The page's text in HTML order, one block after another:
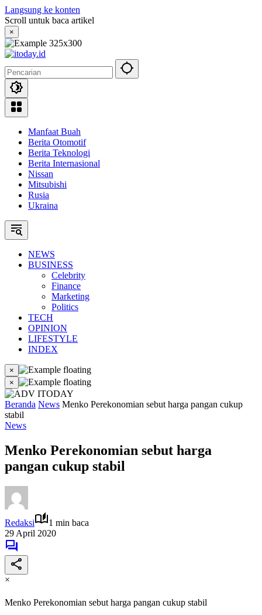
Langsung ke konten
Scroll untuk baca artikel
×
Manfaat Buah
Berita Otomotif
Berita Teknologi
Berita Internasional
Nissan
Mitsubishi
Rusia
Ukraina
NEWS
BUSINESS
Celebrity
Finance
Marketing
Politics
TECH
OPINION
LIFESTYLE
INDEX
×
×
Beranda News Menko Perekonomian sebut harga pangan cukup
stabil
News
Menko Perekonomian sebut harga
pangan cukup stabil
Redaksi
1 min baca
29 April 2020
×
Menko Perekonomian sebut harga pangan cukup stabil